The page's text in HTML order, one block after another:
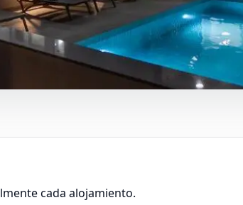
cada alojamiento.